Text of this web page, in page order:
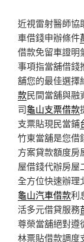
近視雷射醫師協
車借錢申辦條件
借款免留車證明
事項指當舖借錢
舖您的最佳選擇
款民間當舖與融
司龜山支票借款
支票貼現民當鋪
竹東當舖是您借
方案貸款額度房
屋借錢代辦房屋
全方位快速辦理
龜山汽車借款利
活多元借貸服務
尊榮當舖絕對遵
林票貼借款調度